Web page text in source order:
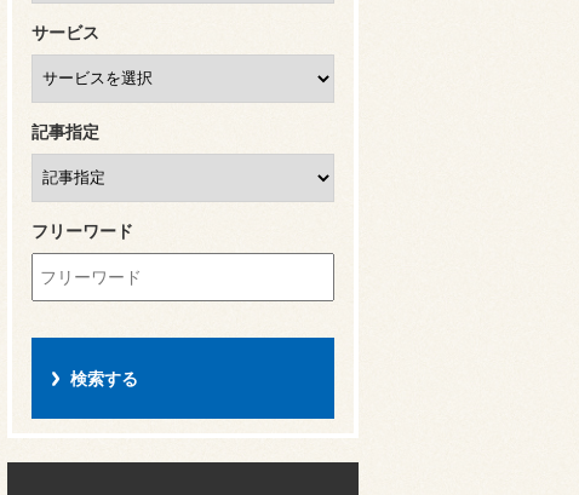
サービス
記事指定
フリーワード